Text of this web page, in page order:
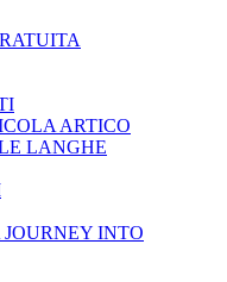
ARTICO
LANGHE
INTO